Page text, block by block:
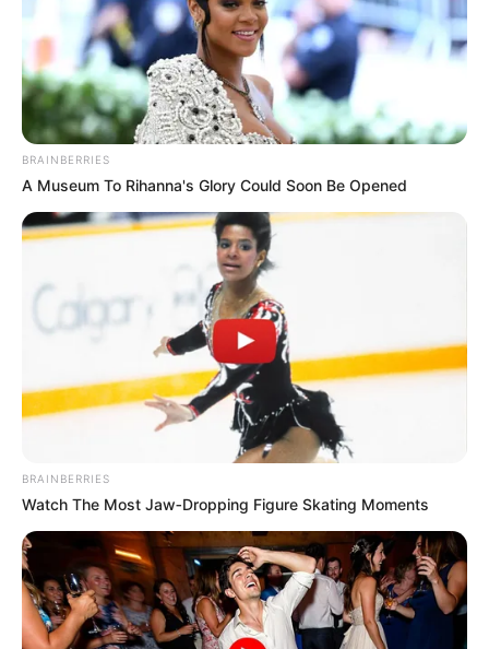
Grottenbildung.
Die schönsten Reiseziele in Thüringen
BRAINBERRIES
A Museum To Rihanna's Glory Could Soon Be Opened
BRAINBERRIES
Watch The Most Jaw‑Dropping Figure Skating Moments